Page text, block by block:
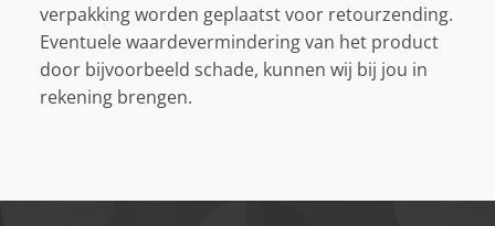
verpakking worden geplaatst voor retourzending.
Eventuele waardevermindering van het product
door bijvoorbeeld schade, kunnen wij bij jou in
rekening brengen.